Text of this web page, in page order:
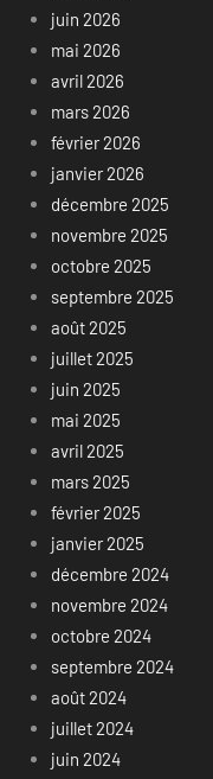
juin 2026
mai 2026
avril 2026
mars 2026
février 2026
janvier 2026
décembre 2025
novembre 2025
octobre 2025
septembre 2025
août 2025
juillet 2025
juin 2025
mai 2025
avril 2025
mars 2025
février 2025
janvier 2025
décembre 2024
novembre 2024
octobre 2024
septembre 2024
août 2024
juillet 2024
juin 2024